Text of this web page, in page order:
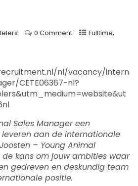
0 Comment Fulltime,
nl/vacancy/intern
CETE06367-nl?
Sales Manager een
aan de internationale
– Young Animal
de kans om jouw ambities waar
gedreven en deskundig team
positie.